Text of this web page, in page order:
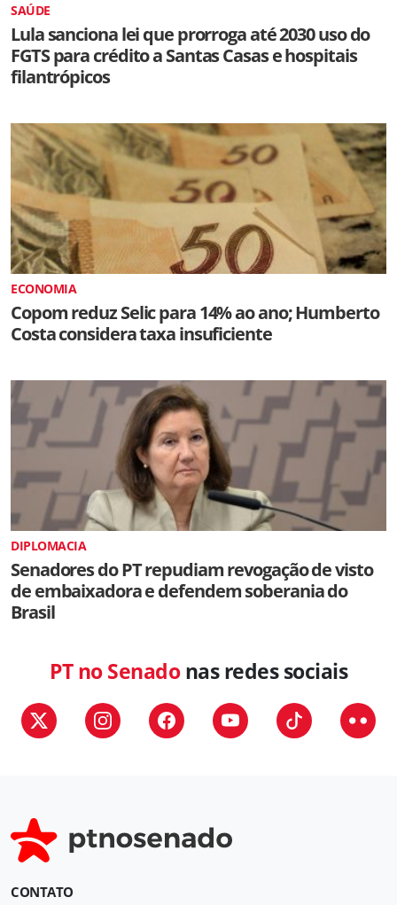
SAÚDE
Lula sanciona lei que prorroga até 2030 uso do
FGTS para crédito a Santas Casas e hospitais
filantrópicos
ECONOMIA
Copom reduz Selic para 14% ao ano; Humberto
Costa considera taxa insuficiente
DIPLOMACIA
Senadores do PT repudiam revogação de visto
de embaixadora e defendem soberania do
Brasil
PT no Senadonas redes sociais
CONTATO